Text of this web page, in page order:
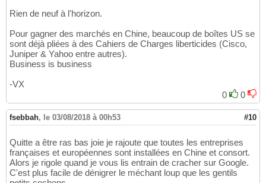
Rien de neuf à l'horizon.
Pour gagner des marchés en Chine, beaucoup de boîtes US se
sont déjà pliées à des Cahiers de Charges liberticides (Cisco,
Juniper & Yahoo entre autres).
Business is business
-VX
0
0
fsebbah, le 03/08/2018 à 00h53 #10
Quitte a être ras bas joie je rajoute que toutes les entreprises
françaises et européennes sont installées en Chine et consort.
Alors je rigole quand je vous lis entrain de cracher sur Google.
C'est plus facile de dénigrer le méchant loup que les gentils